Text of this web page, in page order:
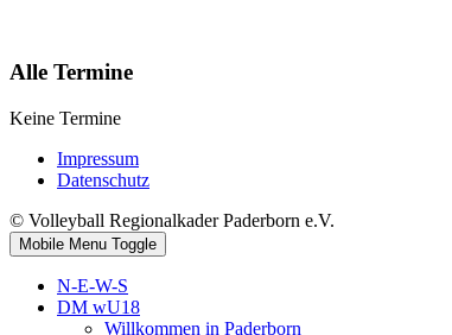
Alle Termine
Keine Termine
Impressum
Datenschutz
© Volleyball Regionalkader Paderborn e.V.
Mobile Menu Toggle
N-E-W-S
DM wU18
Willkommen in Paderborn